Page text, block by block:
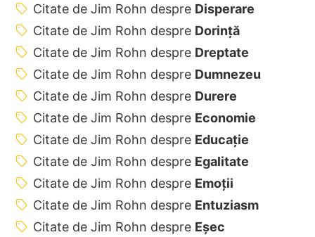
Citate de Jim Rohn despre Disperare
Citate de Jim Rohn despre Dorință
Citate de Jim Rohn despre Dreptate
Citate de Jim Rohn despre Dumnezeu
Citate de Jim Rohn despre Durere
Citate de Jim Rohn despre Economie
Citate de Jim Rohn despre Educație
Citate de Jim Rohn despre Egalitate
Citate de Jim Rohn despre Emoții
Citate de Jim Rohn despre Entuziasm
Citate de Jim Rohn despre Eșec